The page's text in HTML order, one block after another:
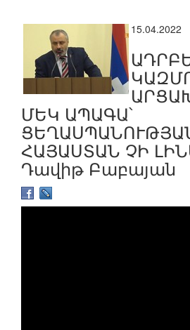
15.04.2022
ՄԵԿ ԱՊԱԳԱ՝
ՀԱՅԱՍՏԱՆ ՉԻ
Դավիթ Բաբայան